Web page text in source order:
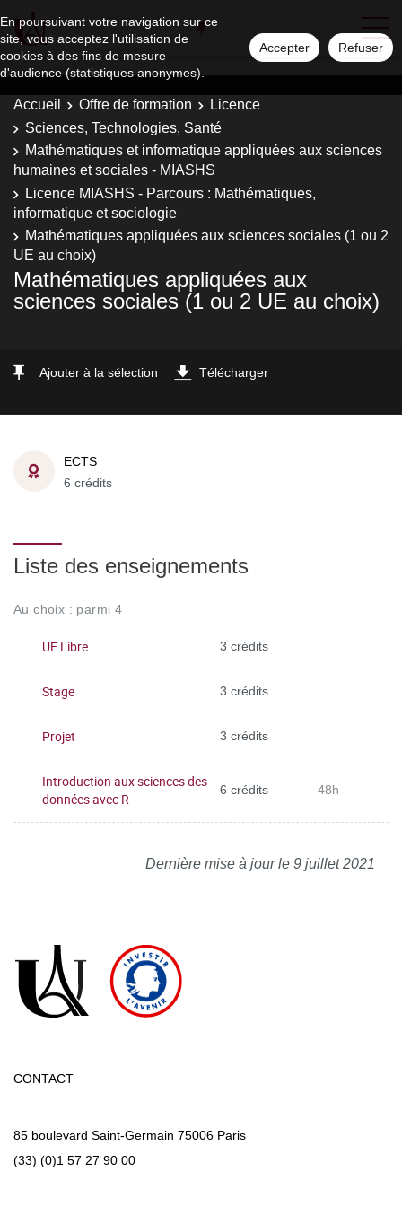
En poursuivant votre navigation sur ce
site, vous acceptez l'utilisation de
cookies à des fins de mesure
d'audience (statistiques anonymes).
Accepter Refuser
Accueil Offre de formation
Licence
Sciences, Technologies, Santé
Mathématiques et informatique appliquées aux sciences
humaines et sociales - MIASHS
Licence MIASHS - Parcours : Mathématiques,
informatique et sociologie
Mathématiques appliquées aux sciences sociales (1 ou 2
UE au choix)
Mathématiques appliquées aux
sciences sociales (1 ou 2 UE au choix)
Ajouter à la sélection Télécharger
ECTS
6 crédits
Liste des enseignements
Au choix : parmi 4
UE Libre 3 crédits
Stage 3 crédits
Projet 3 crédits
Introduction aux sciences des
données avec R
6 crédits 48h
Dernière mise à jour le 9 juillet 2021
CONTACT
85 boulevard Saint-Germain 75006 Paris
(33) (0)1 57 27 90 00